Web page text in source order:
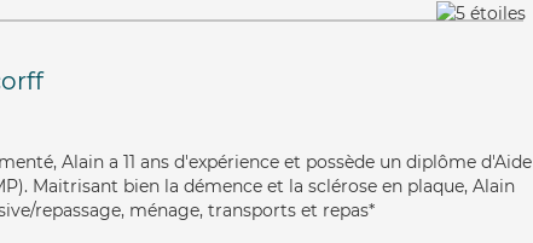
Alain a 11 ans d'expérience et possède un diplôme d'Aide
Maitrisant bien la démence et la sclérose en plaque, Alain
repassage, ménage, transports et repas*